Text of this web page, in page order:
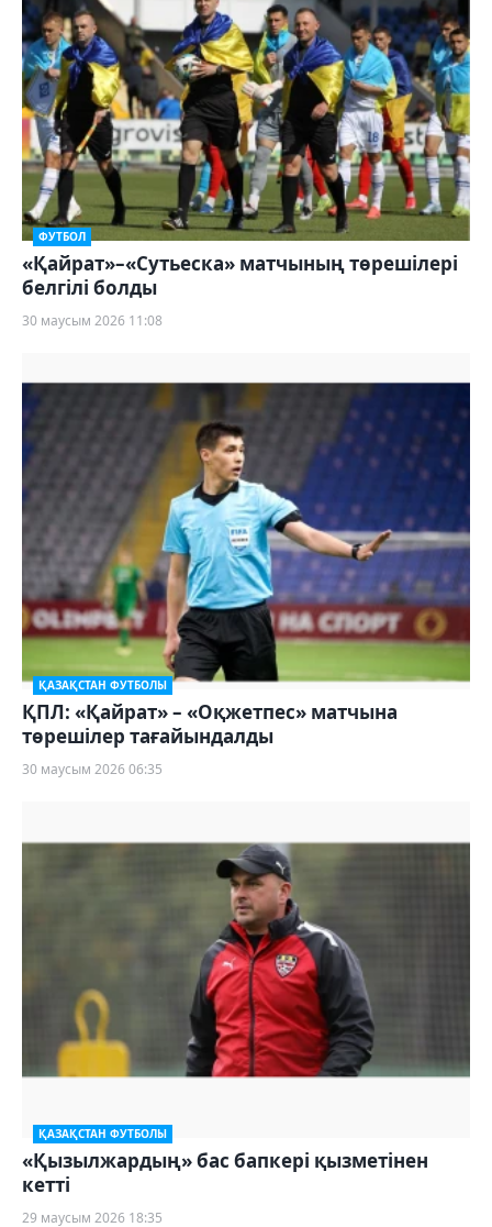
ФУТБОЛ
«Қайрат»–«Сутьеска» матчының төрешілері
белгілі болды
30 маусым 2026 11:08
ҚАЗАҚСТАН ФУТБОЛЫ
ҚПЛ: «Қайрат» – «Оқжетпес» матчына
төрешілер тағайындалды
30 маусым 2026 06:35
ҚАЗАҚСТАН ФУТБОЛЫ
«Қызылжардың» бас бапкері қызметінен
кетті
29 маусым 2026 18:35